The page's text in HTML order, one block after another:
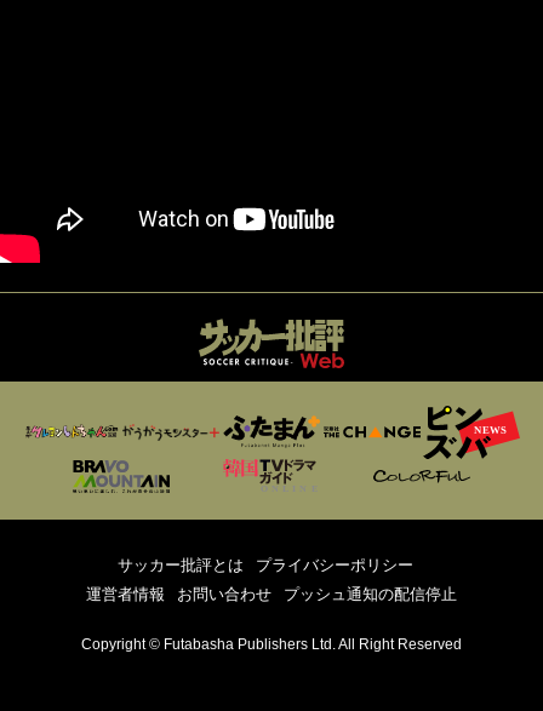
サッカー批評とは
プライバシーポリシー
運営者情報
お問い合わせ プッシュ通知の配信停止
Copyright © Futabasha Publishers Ltd. All Right Reserved